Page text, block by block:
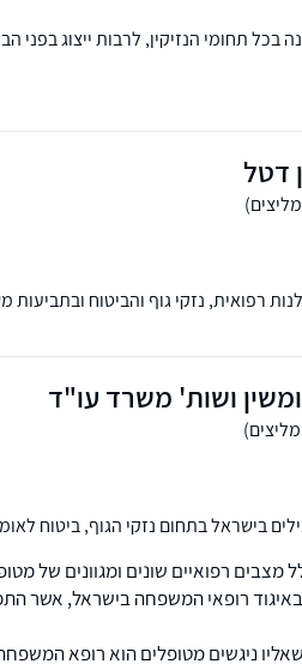
ניסיון של כ- 20 שנה בכל תחומי הנזיקין, לרבות ייצוג
דטל
רפואית, נזקי גוף והביטוח ובתביעות
ושות' משרד עו"ד
בישראל בתחום נזקי הגוף, ביטוח
ובהם סניפים בבאר שבע, אשדוד,
ראש פינה, טבריה, עפולה וחיפה. למי
רפואיים שונים ומגוונים של
רופאי המשפחה בישראל, אשר
ניגשים מטופלים הוא רופא